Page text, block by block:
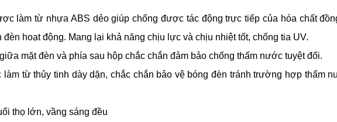
làm từ nhựa ABS dẻo giúp chống được tác động trực tiếp của hóa chất
đèn hoạt động. Mang lại khả năng chịu lực và chịu nhiệt tốt, chống tia UV.
mặt đèn và phía sau hộp chắc chắn đảm bảo chống thấm nước tuyệt đối.
làm từ thủy tinh dày dặn, chắc chắn bảo vệ bóng đèn tránh trường hợp thấm
thọ lớn, vầng sáng đều